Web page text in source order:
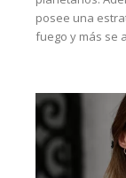
posee una
fuego y más se